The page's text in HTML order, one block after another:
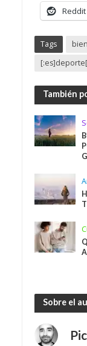
Reddit
Tags
También
Sobre el